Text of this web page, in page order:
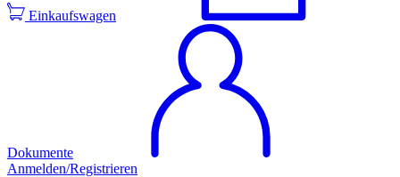
Einkaufswagen
Dokumente
Anmelden/Registrieren